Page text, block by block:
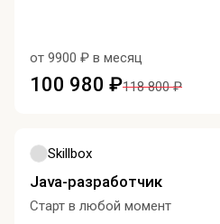
от 9900 ₽ в месяц
100 980 ₽118 800 ₽
Skillbox
Java-разработчик
Старт в любой момент